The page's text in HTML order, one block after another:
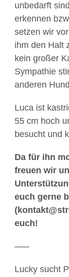
unbedarft
erkennen
setzen wir
ihm den Halt
kein großer
Sympathie
anderen
Luca ist
55 cm hoch
besucht und
Da für ihn
freuen wir
euch gerne
euch!
–––
Lucky sucht